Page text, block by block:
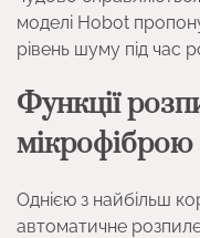
моделі Hobot
рівень шуму під час
Функції
мікрофіброю
Однією з найбільш
автоматичне